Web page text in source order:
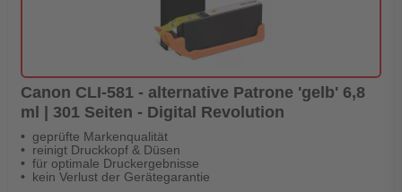
Canon CLI-581 - alternative Patrone 'gelb' 6,8
ml | 301 Seiten - Digital Revolution
geprüfte Markenqualität
reinigt Druckkopf & Düsen
für optimale Druckergebnisse
kein Verlust der Gerätegarantie